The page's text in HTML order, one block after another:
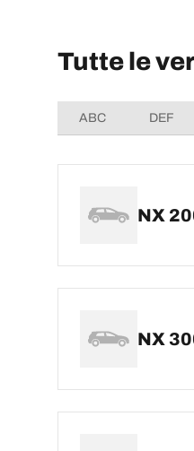
Tutte le
ABC DEF
NX
NX